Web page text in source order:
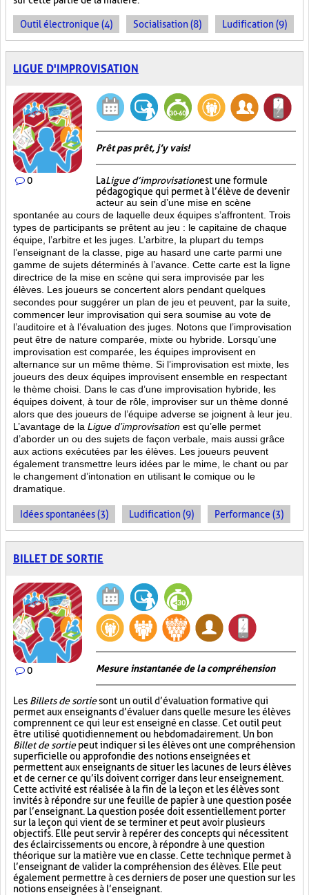
Outil électronique (4) Socialisation (8) Ludification (9)
LIGUE D'IMPROVISATION
0
Prêt pas prêt, j’y vais!
LaLigue d’improvisationest une formule
pédagogique qui permet à l’élève de devenir
acteur au sein d’une mise en scène
spontanée au cours de laquelle deux équipes s’affrontent. Trois
types de participants se prêtent au jeu : le capitaine de chaque
équipe, l’arbitre et les juges. L’arbitre, la plupart du temps
l’enseignant de la classe, pige au hasard une carte parmi une
gamme de sujets déterminés à l’avance. Cette carte est la ligne
directrice de la mise en scène qui sera improvisée par les
élèves. Les joueurs se concertent alors pendant quelques
secondes pour suggérer un plan de jeu et peuvent, par la suite,
commencer leur improvisation qui sera soumise au vote de
l’auditoire et à l’évaluation des juges. Notons que l’improvisation
peut être de nature comparée, mixte ou hybride. Lorsqu’une
improvisation est comparée, les équipes improvisent en
alternance sur un même thème. Si l’improvisation est mixte, les
joueurs des deux équipes improvisent ensemble en respectant
le thème choisi. Dans le cas d’une improvisation hybride, les
équipes doivent, à tour de rôle, improviser sur un thème donné
alors que des joueurs de l’équipe adverse se joignent à leur jeu.
L’avantage de la Ligue d’improvisation est qu’elle permet
d’aborder un ou des sujets de façon verbale, mais aussi grâce
aux actions exécutées par les élèves. Les joueurs peuvent
également transmettre leurs idées par le mime, le chant ou par
le changement d’intonation en utilisant le comique ou le
dramatique.
Idées spontanées (3) Ludification (9) Performance (3)
BILLET DE SORTIE
0 Mesure instantanée de la compréhension
Les Billets de sortiesont un outil d’évaluation formative qui
permet aux enseignants d’évaluer dans quelle mesure les élèves
comprennent ce qui leur est enseigné en classe. Cet outil peut
être utilisé quotidiennement ou hebdomadairement. Un bon
Billet de sortiepeut indiquer si les élèves ont une compréhension
superficielle ou approfondie des notions enseignées et
permettent aux enseignants de situer les lacunes de leurs élèves
et de cerner ce qu’ils doivent corriger dans leur enseignement.
Cette activité est réalisée à la fin de la leçon et les élèves sont
invités à répondre sur une feuille de papier à une question posée
par l’enseignant. La question posée doit essentiellement porter
sur la leçon qui vient de se terminer et peut avoir plusieurs
objectifs. Elle peut servir à repérer des concepts qui nécessitent
des éclaircissements ou encore, à répondre à une question
théorique sur la matière vue en classe. Cette technique permet à
l’enseignant de valider la compréhension des élèves. Elle peut
également permettre à ces derniers de poser une question sur les
notions enseignées à l’enseignant.